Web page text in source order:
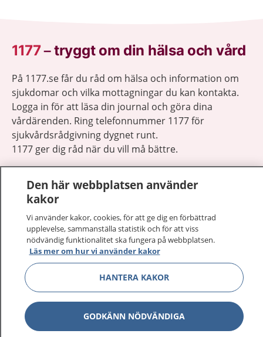
1177–tryggt om din hälsa och vård
På 1177.se får du råd om hälsa och information om
sjukdomar och vilka mottagningar du kan kontakta.
Logga in för att läsa din journal och göra dina
vårdärenden. Ring telefonnummer 1177 för
sjukvårdsrådgivning dygnet runt.
1177 ger dig råd när du vill må bättre.
1177 på flera språk
Kontakt Visa
Behandling av personuppgifter
Den här webbplatsen använder
kakor
Vi använder kakor, cookies, för att ge dig en förbättrad
upplevelse, sammanställa statistik och för att viss
nödvändig funktionalitet ska fungera på webbplatsen.
Läs mer om hur vi använder kakor
HANTERA KAKOR
GODKÄNN NÖDVÄNDIGA